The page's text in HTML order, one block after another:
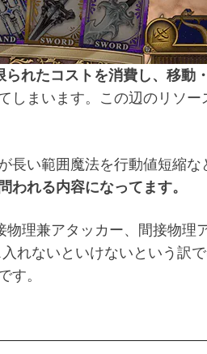
られたコストを消費し、移動
まいます。この辺のリソ
い範囲魔法を行動値短縮な
れる内容になってます。
理兼アタッカー、間接物
れないといけないという訳
。